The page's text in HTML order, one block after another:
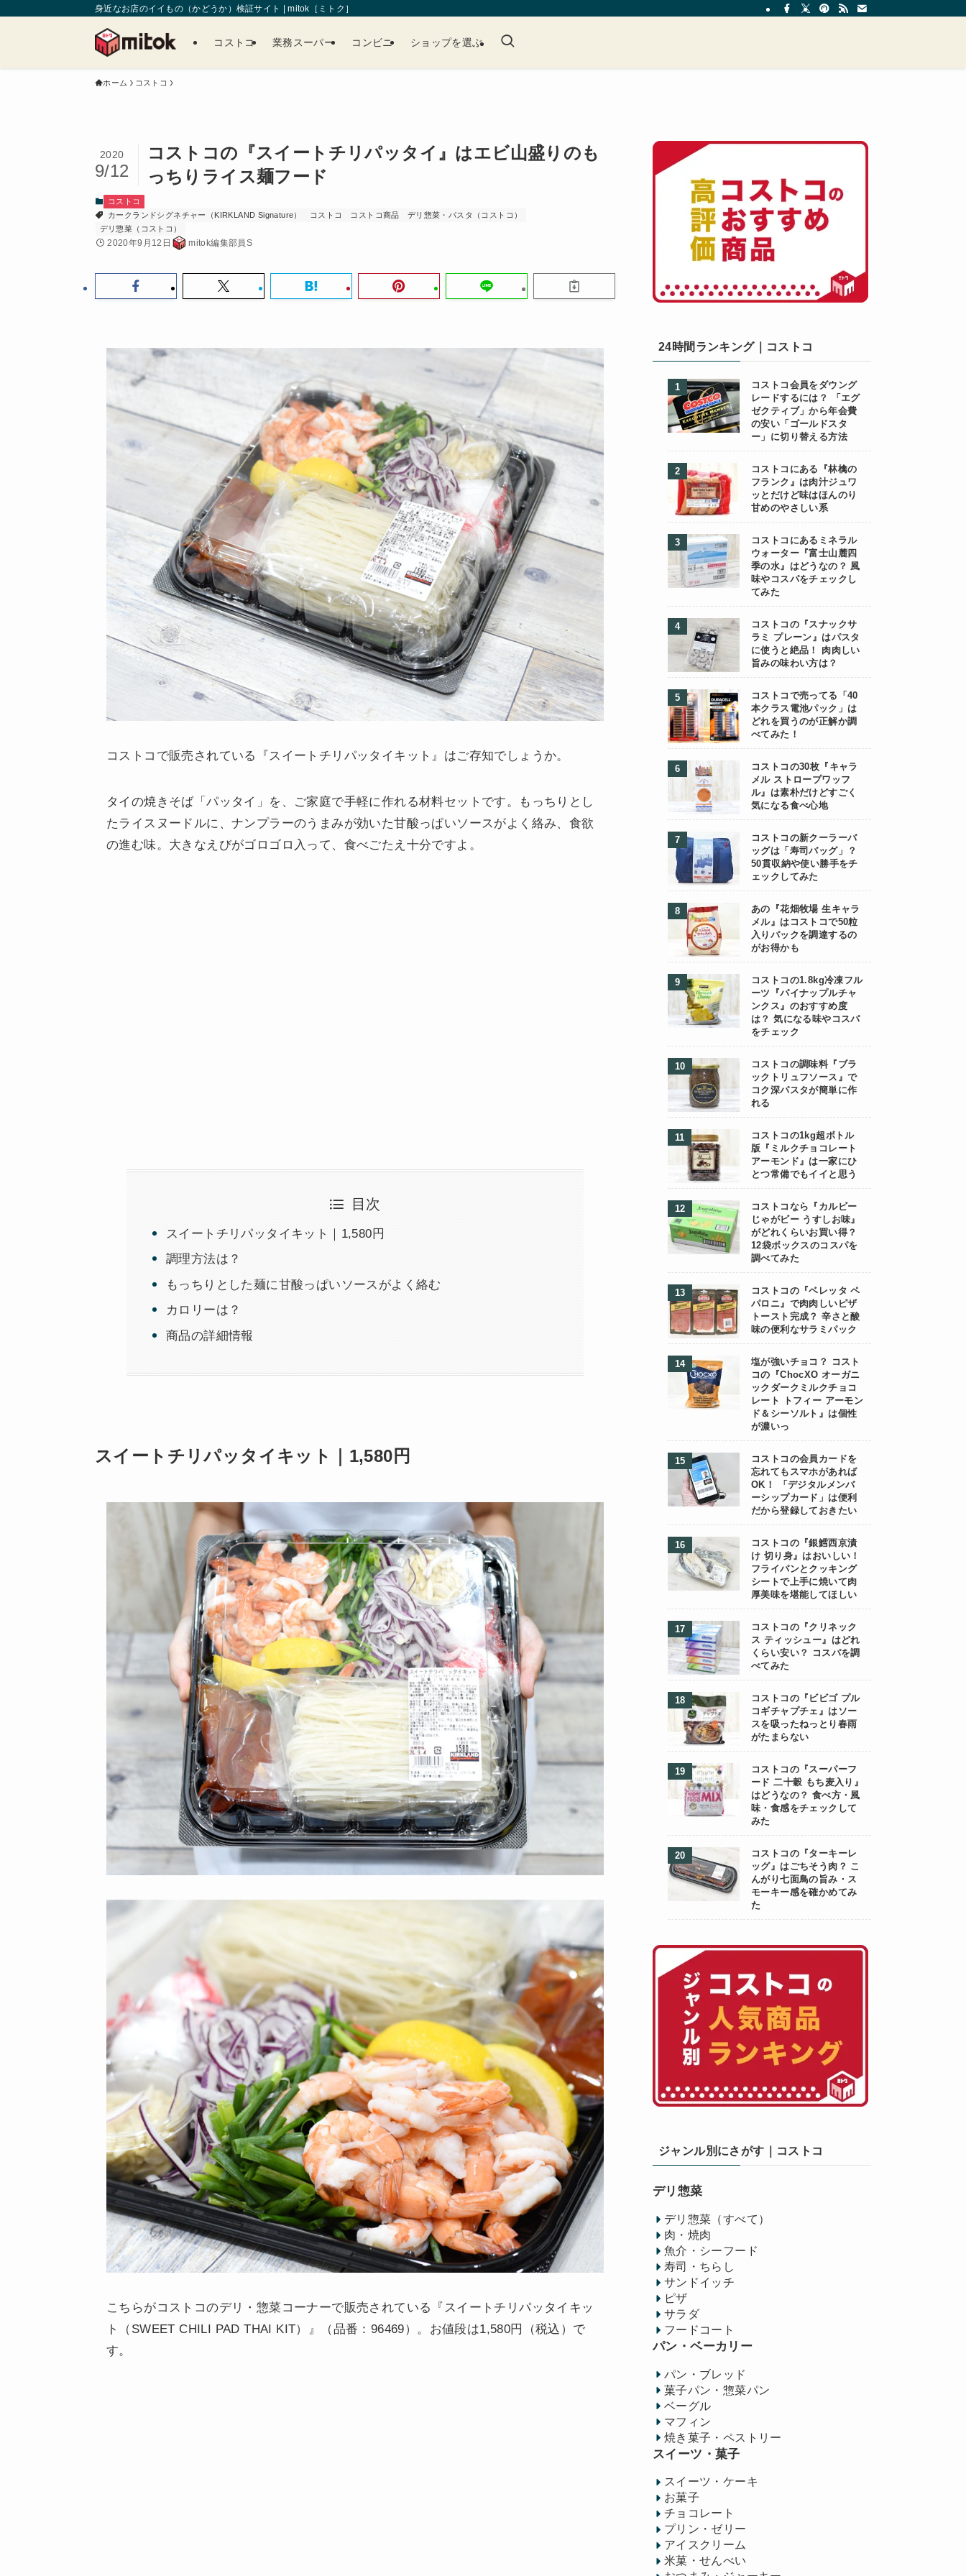
身近なお店のイイもの（かどうか）検証サイト | mitok［ミトク］
コストコ 業務スーパー コンビニ ショップを選ぶ
ホーム コストコ
コストコの『スイートチリパッタイ』はエビ山盛りのも
っちりライス麺フード
2020
9/12
コストコ
カークランドシグネチャー（KIRKLAND Signature）
コストコ コストコ商品
デリ惣菜・パスタ（コストコ）
デリ惣菜（コストコ）
2020年9月12日 mitok編集部員S
コストコで販売されている『スイートチリパッタイキット』はご存知でしょうか。
タイの焼きそば「パッタイ」を、ご家庭で手軽に作れる材料セットです。もっちりとし
たライスヌードルに、ナンプラーのうまみが効いた甘酸っぱいソースがよく絡み、食欲
の進む味。大きなえびがゴロゴロ入って、食べごたえ十分ですよ。
目次
スイートチリパッタイキット｜1,580円
調理方法は？
もっちりとした麺に甘酸っぱいソースがよく絡む
カロリーは？
商品の詳細情報
スイートチリパッタイキット｜1,580円
こちらがコストコのデリ・惣菜コーナーで販売されている『スイートチリパッタイキッ
ト（SWEET CHILI PAD THAI KIT）』（品番：96469）。お値段は1,580円（税込）で
す。
24時間ランキング｜コストコ
コストコ会員をダウング
レードするには？ 「エグ
ゼクティブ」から年会費
の安い「ゴールドスタ
ー」に切り替える方法
コストコにある『林檎の
フランク』は肉汁ジュワ
ッとだけど味はほんのり
甘めのやさしい系
コストコにあるミネラル
ウォーター『富士山麓四
季の水』はどうなの？ 風
味やコスパをチェックし
てみた
コストコの『スナックサ
ラミ プレーン』はパスタ
に使うと絶品！ 肉肉しい
旨みの味わい方は？
コストコで売ってる「40
本クラス電池パック」は
どれを買うのが正解か調
べてみた！
コストコの30枚『キャラ
メル ストロープワッフ
ル』は素朴だけどすごく
気になる食べ心地
コストコの新クーラーバ
ッグは「寿司バッグ」？
50貫収納や使い勝手をチ
ェックしてみた
あの『花畑牧場 生キャラ
メル』はコストコで50粒
入りパックを調達するの
がお得かも
コストコの1.8kg冷凍フル
ーツ『パイナップルチャ
ンクス』のおすすめ度
は？ 気になる味やコスパ
をチェック
コストコの調味料『ブラ
ックトリュフソース』で
コク深パスタが簡単に作
れる
コストコの1kg超ボトル
版『ミルクチョコレート
アーモンド』は一家にひ
とつ常備でもイイと思う
コストコなら『カルビー
じゃがビー うすしお味』
がどれくらいお買い得？
12袋ボックスのコスパを
調べてみた
コストコの『ベレッタ ペ
パロニ』で肉肉しいピザ
トースト完成？ 辛さと酸
味の便利なサラミパック
塩が強いチョコ？ コスト
コの『ChocXO オーガニ
ックダークミルクチョコ
レート トフィー アーモン
ド＆シーソルト』は個性
が濃いっ
コストコの会員カードを
忘れてもスマホがあれば
OK！ 「デジタルメンバ
ーシップカード」は便利
だから登録しておきたい
コストコの『銀鱈西京漬
け 切り身』はおいしい！
フライパンとクッキング
シートで上手に焼いて肉
厚美味を堪能してほしい
コストコの『クリネック
ス ティッシュー』はどれ
くらい安い？ コスパを調
べてみた
コストコの『ビビゴ プル
コギチャプチェ』はソー
スを吸ったねっとり春雨
がたまらない
コストコの『スーパーフ
ード 二十穀 もち麦入り』
はどうなの？ 食べ方・風
味・食感をチェックして
みた
コストコの『ターキーレ
ッグ』はごちそう肉？ こ
んがり七面鳥の旨み・ス
モーキー感を確かめてみ
た
ジャンル別にさがす｜コストコ
デリ惣菜
デリ惣菜（すべて）
肉・焼肉
魚介・シーフード
寿司・ちらし
サンドイッチ
ピザ
サラダ
フードコート
パン・ベーカリー
パン・ブレッド
菓子パン・惣菜パン
ベーグル
マフィン
焼き菓子・ペストリー
スイーツ・菓子
スイーツ・ケーキ
お菓子
チョコレート
プリン・ゼリー
アイスクリーム
米菓・せんべい